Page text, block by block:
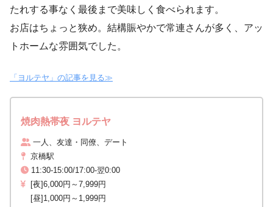
たれする事なく最後まで美味しく食べられます。
お店はちょっと狭め。結構賑やかで常連さんが多く、アッ
トホームな雰囲気でした。
「ヨルテヤ」の記事を見る≫
焼肉熱帯夜 ヨルテヤ
一人、友達・同僚、デート
京橋駅
11:30-15:00/17:00-翌0:00
[夜]6,000円～7,999円
[昼]1,000円～1,999円